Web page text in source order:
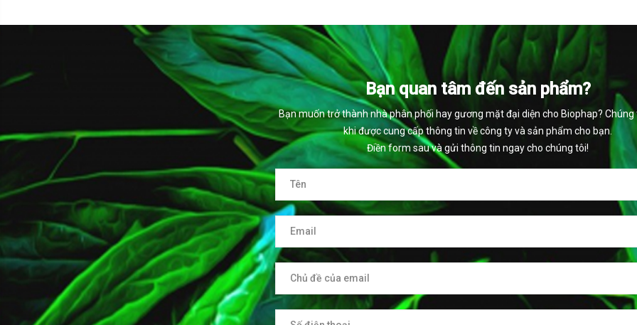
Bạn quan tâm đến sản phẩm?
Bạn muốn trở thành nhà phân phối hay gương mặt đại diện cho Biophap? Chúng
khi được cung cấp thông tin về công ty và sản phẩm cho bạn.
Điền form sau và gửi thông tin ngay cho chúng tôi!